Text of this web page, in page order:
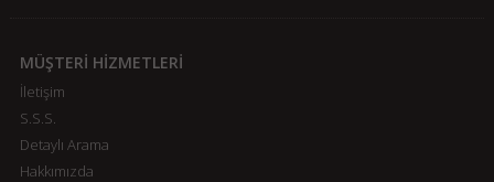
MÜŞTERİ HİZMETLERİ
İletişim
S.S.S.
Detaylı Arama
Hakkımızda